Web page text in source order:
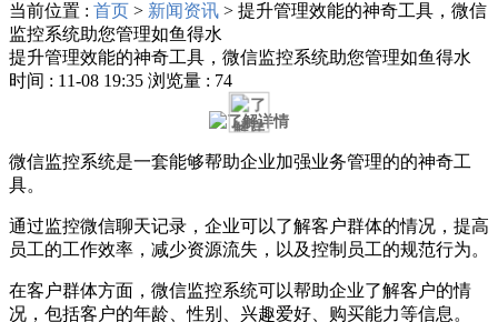
当前位置 : 首页 > 新闻资讯 > 提升管理效能的神奇工具，微信
监控系统助您管理如鱼得水
提升管理效能的神奇工具，微信监控系统助您管理如鱼得水
时间 : 11-08 19:35 浏览量 : 74
微信监控系统是一套能够帮助企业加强业务管理的的神奇工
具。
通过监控微信聊天记录，企业可以了解客户群体的情况，提高
员工的工作效率，减少资源流失，以及控制员工的规范行为。
在客户群体方面，微信监控系统可以帮助企业了解客户的情
况，包括客户的年龄、性别、兴趣爱好、购买能力等信息。